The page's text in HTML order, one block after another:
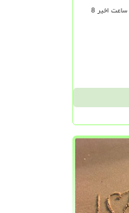
کشف 2 تن چوب تاغ در کوهپایه اصفهان طی 24 ساعت اخیر 8